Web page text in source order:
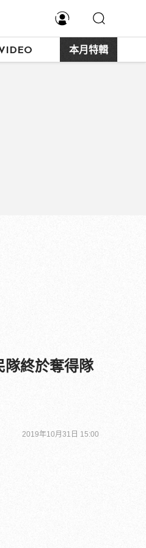
本月特輯
隊終於奪得隊
2019年10月31日 15:00